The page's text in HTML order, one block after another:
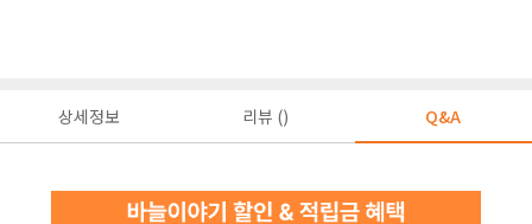
상세정보 리뷰 () Q&A